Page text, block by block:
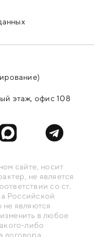
сайте, носит
не является
со ст.
Российской
являются
в любое
либо
договора
этаж, офис 108